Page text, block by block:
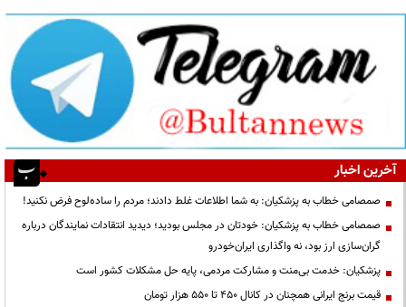
آخرین اخبار
صمصامی خطاب به پزشکیان: به شما اطلاعات غلط دادند؛ مردم را ساده‌لوح فرض نکنید!
صمصامی خطاب به پزشکیان: خودتان در مجلس بودید؛ دیدید انتقادات نمایندگان درباره
گران‌سازی ارز بود، نه واگذاری ایران‌خودرو
پزشکیان: خدمت بی‌منت و مشارکت مردمی، پایه حل مشکلات کشور است
قیمت‌ برنج ایرانی همچنان در کانال ۴۵۰ تا ۵۵۰ هزار تومان